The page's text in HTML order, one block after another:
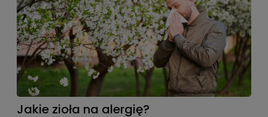
Jakie zioła na alergię?